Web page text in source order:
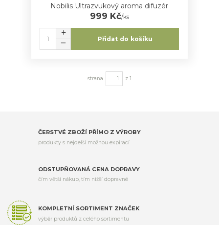
Nobilis Ultrazvukový aroma difuzér
999 Kč/ks
Přidat do košíku
strana z 1
ČERSTVÉ ZBOŽÍ PŘÍMO Z VÝROBY
produkty s nejdelší možnou expirací
ODSTUPŇOVANÁ CENA DOPRAVY
čím větší nákup, tím nižší dopravné
KOMPLETNÍ SORTIMENT ZNAČEK
výběr produktů z celého sortimentu